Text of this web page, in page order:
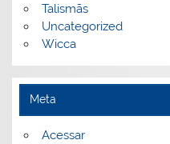
Talismãs
Uncategorized
Wicca
Meta
Acessar